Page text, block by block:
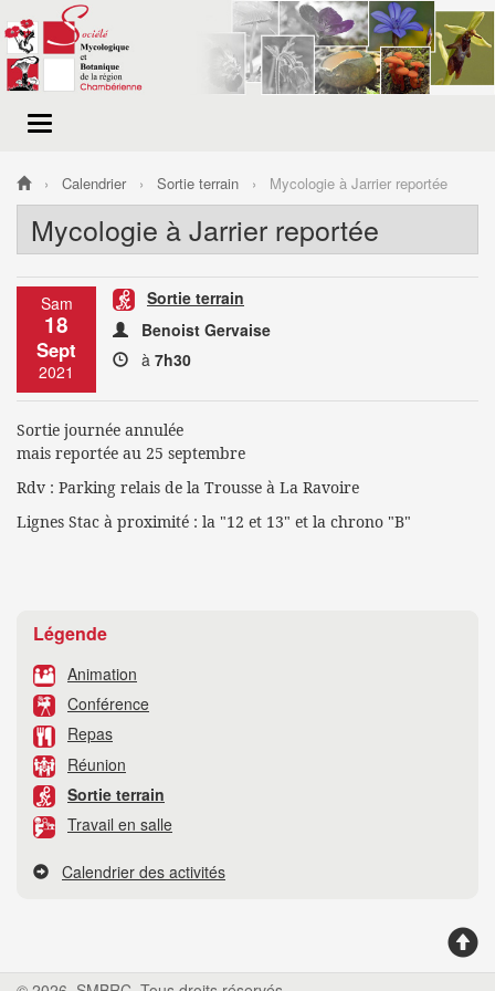
Menu
Calendrier Sortie terrain Mycologie à Jarrier reportée
Mycologie à Jarrier reportée
Sam
18
Sept
2021
Sortie terrain
Benoist Gervaise
à 7h30
Sortie journée annulée
mais reportée au 25 septembre
Rdv : Parking relais de la Trousse à La Ravoire
Lignes Stac à proximité : la "12 et 13" et la chrono "B"
Légende
Animation
Conférence
Repas
Réunion
Sortie terrain
Travail en salle
Calendrier des activités